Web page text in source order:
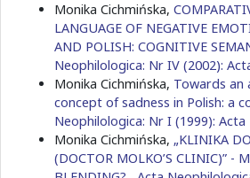
Monika Cichmińska,
LANGUAGE OF NEGATIVE
AND POLISH: COGNITIVE
Neophilologica: Nr IV (2002):
Monika Cichmińska, Towards an
concept of sadness in Polish: a
Neophilologica: Nr I (1999):
Monika Cichmińska, „KLINIKA
(DOCTOR MOLKO’S CLINIC)” -